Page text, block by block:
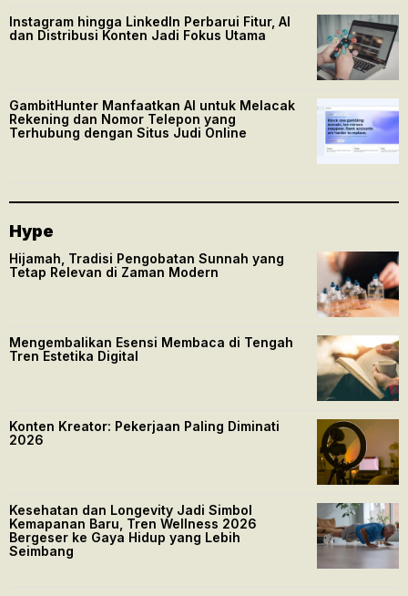
Instagram hingga LinkedIn Perbarui Fitur, AI
dan Distribusi Konten Jadi Fokus Utama
GambitHunter Manfaatkan AI untuk Melacak
Rekening dan Nomor Telepon yang
Terhubung dengan Situs Judi Online
Hype
Hijamah, Tradisi Pengobatan Sunnah yang
Tetap Relevan di Zaman Modern
Mengembalikan Esensi Membaca di Tengah
Tren Estetika Digital
Konten Kreator: Pekerjaan Paling Diminati
2026
Kesehatan dan Longevity Jadi Simbol
Kemapanan Baru, Tren Wellness 2026
Bergeser ke Gaya Hidup yang Lebih
Seimbang